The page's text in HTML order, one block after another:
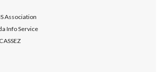
Association
Info Service